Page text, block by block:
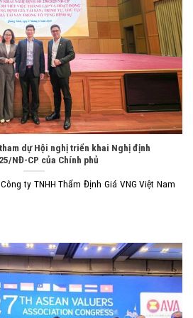
dự Hội nghị triển khai Nghị định
NĐ-CP của Chính phủ
ty TNHH Thẩm Định Giá VNG Việt Nam